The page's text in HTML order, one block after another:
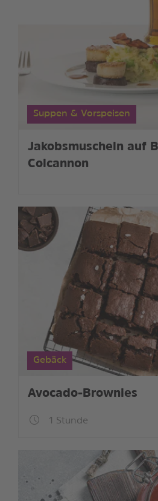
Suppen & Vorspeisen
Jakobsmuscheln auf
Colcannon
Gebäck
Avocado-Brownies
1 Stunde